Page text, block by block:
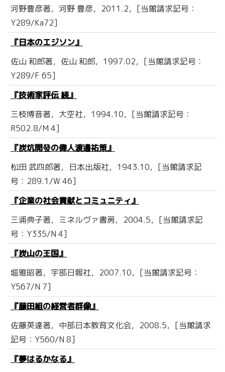
河野豊彦著，河野 豊彦，2011.2，[当館請求記号：
Y289/Ka72]
『日本のエジソン』
佐山 和郎著，佐山 和郎，1997.02，[当館請求記号：
Y289/F 65]
『技術家評伝 続』
三枝博音著，大空社，1994.10，[当館請求記号：
R502.8/M 4]
『炭坑開發の偉人渡邊祐策』
松田 武四郎著，日本出版社，1943.10，[当館請求記
号：289.1/W 46]
『企業の社会貢献とコミュニティ』
三浦典子著，ミネルヴァ書房，2004.5，[当館請求記
号：Y335/N 4]
『炭山の王国』
堀雅昭著，宇部日報社，2007.10，[当館請求記号：
Y567/N 7]
『藤田組の経営者群像』
佐藤英達著，中部日本教育文化会，2008.5，[当館請求
記号：Y560/N 8]
『夢はるかなる』